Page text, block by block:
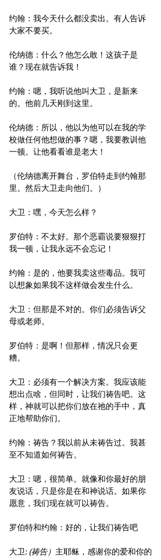
约翰：我今天什么都没卖出。有人告诉
大家不要买。
伦纳德：什么？他怎么敢！这孩子是
谁？现在就告诉我！
约翰：嗯，我听说他叫大卫，是新来
的。他前几天刚到这里。
伦纳德：所以，他以为他可以在我的学
校做任何他想做的事？嗯，我要教训他
一顿。让他看看谁是老大！
（伦纳德离开舞台，罗伯特走到约翰那
里。然后大卫走向他们。）
大卫：嘿，今天怎么样？
罗伯特：不太好。那个恶霸说要狠狠打
我一顿，让我永远不会忘记！
约翰：是的，他要我卖这些毒品。我可
以想象如果我不这样做会发生什么。
大卫：但那是不对的。你们必须告诉父
母或老师。
罗伯特：是啊！但那样，情况只会更
糟。
大卫：必须有一个解决方案。我应该能
想出点啥，但同时，让我们祷告吧。这
样，神就可以把你们放在祂的手中，真
正地帮助你们。
约翰：祷告？我以前从未祷告过。我甚
至不知道如何祷告。
大卫：嗯，很简单。就像和你最好的朋
友说话，只是你是在和神说话。如果你
愿意，我们现在就可以祷告。
罗伯特和约翰：好的，让我们祷告吧
大卫: (祷告） 主耶稣，感谢你的爱和你的